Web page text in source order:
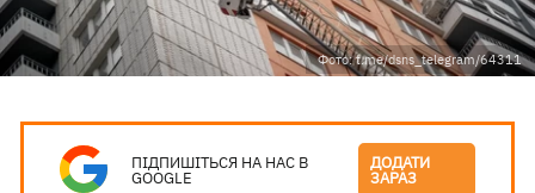
Фото: t.me/dsns_telegram/64311
ПІДПИШІТЬСЯ НА НАС В
GOOGLE
ДОДАТИ
ЗАРАЗ